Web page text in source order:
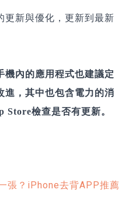
更新與優化，更新到最新
機內的應用程式也建議定
進，其中也包含電力的消
Store檢查是否有更新。
張？iPhone去背APP推薦